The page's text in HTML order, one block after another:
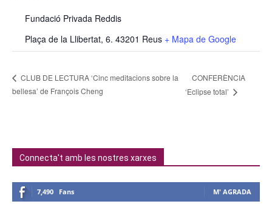
Fundació Privada Reddis
Plaça de la Llibertat, 6. 43201 Reus + Mapa de Google
CLUB DE LECTURA ‘Cinc meditacions sobre la
bellesa’ de François Cheng
CONFERÈNCIA
‘Eclipse total’
Connecta't amb les nostres xarxes
7,490 Fans M' AGRADA